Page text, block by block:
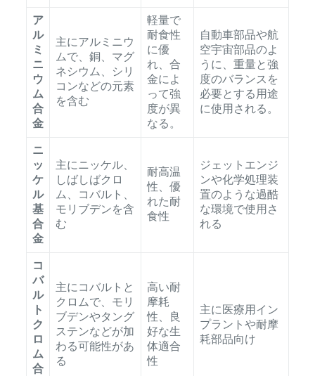
ア
ル
ミ
ニ
ウ
ム
合
金
主にアルミニウ
ムで、銅、マグ
ネシウム、シリ
コンなどの元素
を含む
軽量で
耐食性
に優
れ、合
金によ
って強
度が異
なる。
自動車部品や航
空宇宙部品のよ
うに、重量と強
度のバランスを
必要とする用途
に使用される。
ニ
ッ
ケ
ル
基
合
金
主にニッケル、
しばしばクロ
ム、コバルト、
モリブデンを含
む
耐高温
性、優
れた耐
食性
ジェットエンジ
ンや化学処理装
置のような過酷
な環境で使用さ
れる
コ
バ
ル
ト
ク
ロ
ム
合
主にコバルトと
クロムで、モリ
ブデンやタング
ステンなどが加
わる可能性があ
る
高い耐
摩耗
性、良
好な生
体適合
性
主に医療用イン
プラントや耐摩
耗部品向け